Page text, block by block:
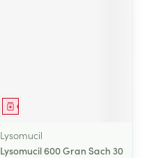
Geneesmiddel
Lysomucil
Lysomucil 600 Gran Sach 30